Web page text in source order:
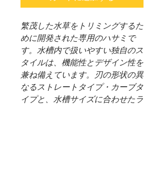
繁茂した水草をトリミングするた
めに開発された専用のハサミで
す。水槽内で扱いやすい独自のス
タイルは、機能性とデザイン性を
兼ね備えています。刃の形状の異
なるストレートタイプ・カーブタ
イプと、水槽サイズに合わせたラ